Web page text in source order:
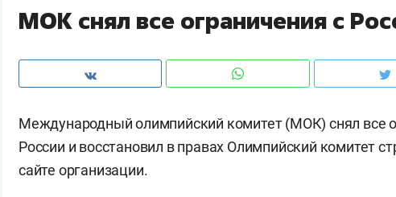
МОК снял все ограничения с
Международный олимпийский комитет (МОК) снял все
России и восстановил в правах Олимпийский комитет
сайте организации.